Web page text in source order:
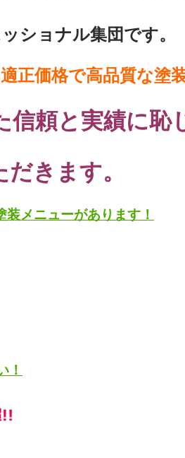
ショナル集団です。
正価格で高品質な塗
頼と実績に恥
きます。
メニューがあります！
！